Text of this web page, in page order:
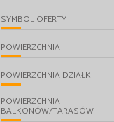
SYMBOL OFERTY
POWIERZCHNIA
POWIERZCHNIA DZIAŁKI
POWIERZCHNIA
BALKONÓW/TARASÓW